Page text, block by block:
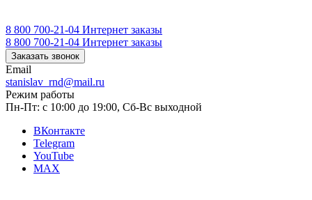
8 800 700-21-04 Интернет заказы
8 800 700-21-04 Интернет заказы
Заказать звонок
Email
stanislav_rnd@mail.ru
Режим работы
Пн-Пт: с 10:00 до 19:00, Сб-Вс выходной
ВКонтакте
Telegram
YouTube
MAX